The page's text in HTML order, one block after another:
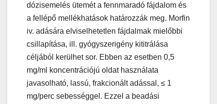
dózisemelés ütemét a fennmaradó fájdalom és
a fellépő mellékhatások határozzák meg. Morfin
iv. adására elviselhetetlen fájdalmak mielőbbi
csillapítása, ill. gyógyszerigény kititrálása
céljából kerülhet sor. Ebben az esetben 0,5
mg/ml koncentrációjú oldat használata
javasolható, lassú, frakcionált adással, ≤ 1
mg/perc sebességgel. Ezzel a beadási